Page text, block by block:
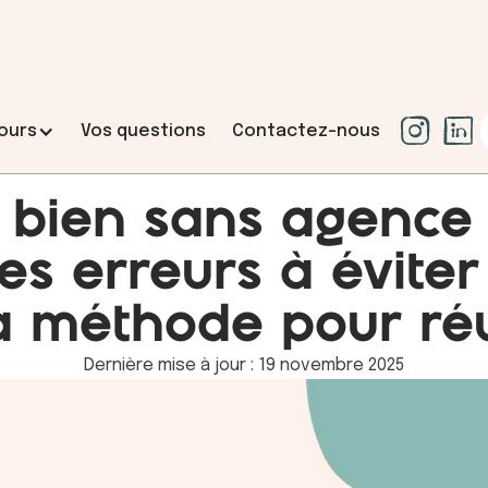
et
clarifier et
et
L’accompagnement
Votre projet, votre liberté.
sécuriser.
Vous aider à vendre
vendeur, et à conduire votre
sérénité, grâce à une
Vos questions Contactez-nous
sans
erreurs à
méthode pour
Dernière mise à jour : 19 novembre 2025